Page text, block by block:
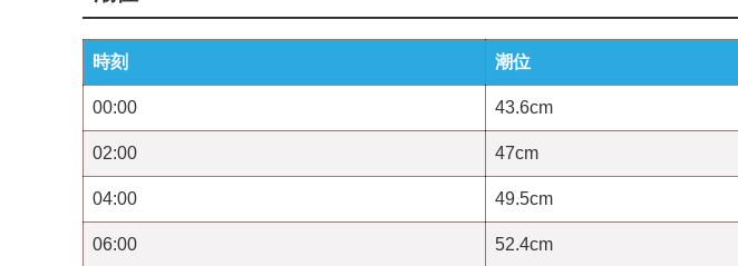
時刻 潮位
00:00 43.6cm
02:00 47cm
04:00 49.5cm
06:00 52.4cm